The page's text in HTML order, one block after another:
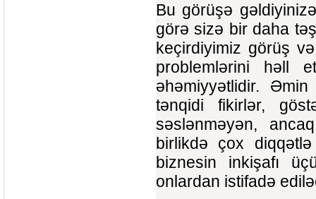
Bu görüşə
görə sizə bir daha
keçirdiyimiz görüş
problemlərini həll
əhəmiyyətlidir.
tənqidi fikirlər,
səslənməyən,
birlikdə çox
biznesin inkişafı
onlardan istifadə